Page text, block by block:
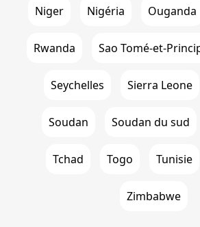
Niger Nigéria Ouganda
Rwanda Sao Tomé-et-
Seychelles Sierra Leone
Soudan Soudan du sud
Tchad Togo Tunisie
Zimbabwe